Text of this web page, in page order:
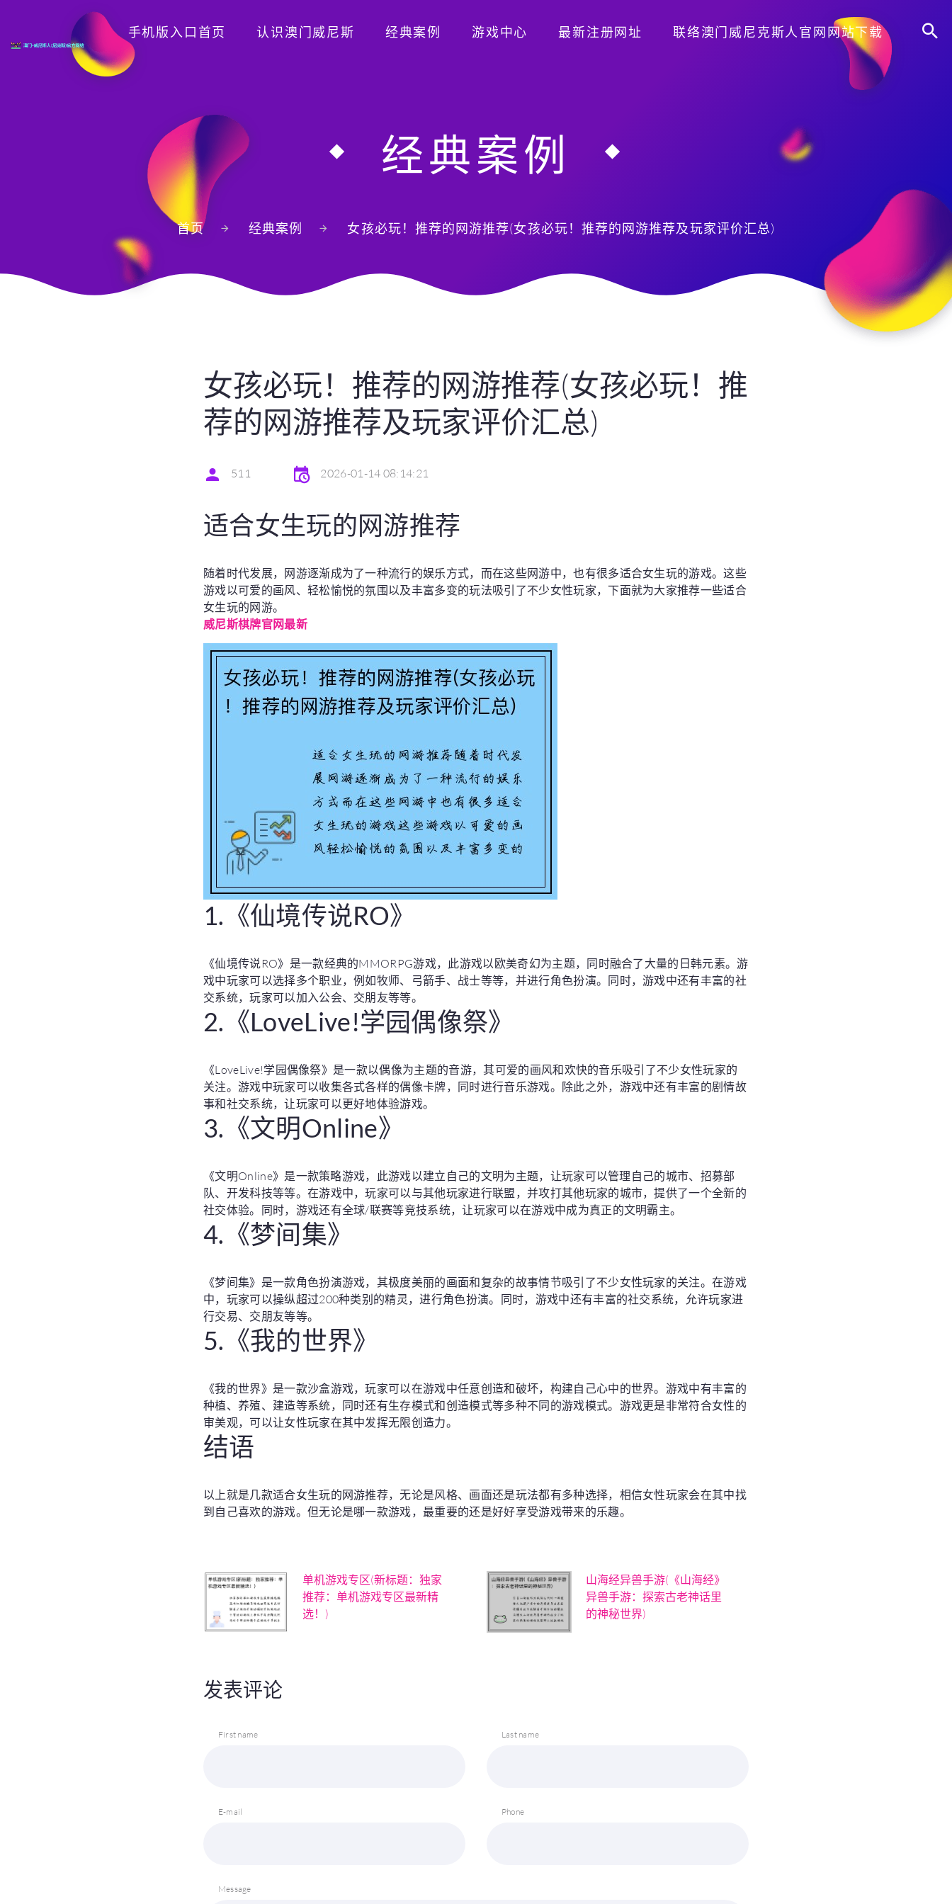
手机版入口首页 认识澳门威尼斯 经典案例 游戏中心 最新注册网址 联络澳门威尼克斯人官网网站下载
经典案例
首页 经典案例 女孩必玩！推荐的网游推荐(女孩必玩！推荐的网游推荐及玩家评价汇总)
女孩必玩！推荐的网游推荐(女孩必玩！推
荐的网游推荐及玩家评价汇总)
511 2026-01-14 08:14:21
适合女生玩的网游推荐
随着时代发展，网游逐渐成为了一种流行的娱乐方式，而在这些网游中，也有很多适合女生玩的游戏。这些
游戏以可爱的画风、轻松愉悦的氛围以及丰富多变的玩法吸引了不少女性玩家，下面就为大家推荐一些适合
女生玩的网游。
威尼斯棋牌官网最新
1.《仙境传说RO》
《仙境传说RO》是一款经典的MMORPG游戏，此游戏以欧美奇幻为主题，同时融合了大量的日韩元素。游
戏中玩家可以选择多个职业，例如牧师、弓箭手、战士等等，并进行角色扮演。同时，游戏中还有丰富的社
交系统，玩家可以加入公会、交朋友等等。
2.《LoveLive!学园偶像祭》
《LoveLive!学园偶像祭》是一款以偶像为主题的音游，其可爱的画风和欢快的音乐吸引了不少女性玩家的
关注。游戏中玩家可以收集各式各样的偶像卡牌，同时进行音乐游戏。除此之外，游戏中还有丰富的剧情故
事和社交系统，让玩家可以更好地体验游戏。
3.《文明Online》
《文明Online》是一款策略游戏，此游戏以建立自己的文明为主题，让玩家可以管理自己的城市、招募部
队、开发科技等等。在游戏中，玩家可以与其他玩家进行联盟，并攻打其他玩家的城市，提供了一个全新的
社交体验。同时，游戏还有全球/联赛等竞技系统，让玩家可以在游戏中成为真正的文明霸主。
4.《梦间集》
《梦间集》是一款角色扮演游戏，其极度美丽的画面和复杂的故事情节吸引了不少女性玩家的关注。在游戏
中，玩家可以操纵超过200种类别的精灵，进行角色扮演。同时，游戏中还有丰富的社交系统，允许玩家进
行交易、交朋友等等。
5.《我的世界》
《我的世界》是一款沙盒游戏，玩家可以在游戏中任意创造和破坏，构建自己心中的世界。游戏中有丰富的
种植、养殖、建造等系统，同时还有生存模式和创造模式等多种不同的游戏模式。游戏更是非常符合女性的
审美观，可以让女性玩家在其中发挥无限创造力。
结语
以上就是几款适合女生玩的网游推荐，无论是风格、画面还是玩法都有多种选择，相信女性玩家会在其中找
到自己喜欢的游戏。但无论是哪一款游戏，最重要的还是好好享受游戏带来的乐趣。
单机游戏专区(新标题：独家
推荐：单机游戏专区最新精
选！)
山海经异兽手游(《山海经》
异兽手游：探索古老神话里
的神秘世界)
发表评论
First name Last name
E-mail Phone
Message